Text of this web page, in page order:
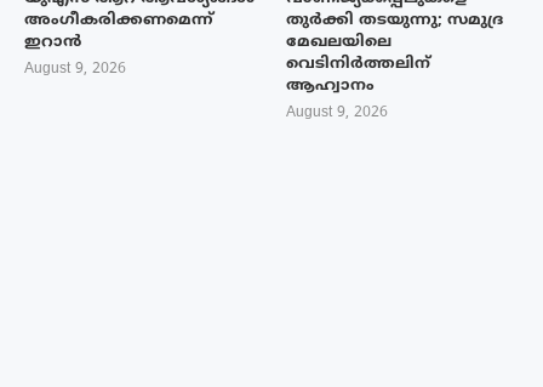
അംഗീകരിക്കണമെന്ന്
ഇറാൻ
August 9, 2026
തുർക്കി തടയുന്നു; സമുദ്ര
മേഖലയിലെ
വെടിനിർത്തലിന്
ആഹ്വാനം
August 9, 2026